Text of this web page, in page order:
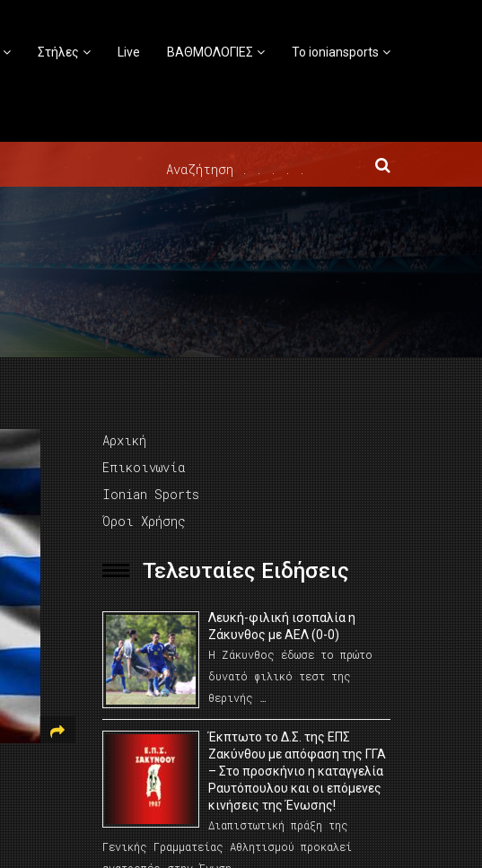
Στήλες Live ΒΑΘΜΟΛΟΓΙΕΣ Το ioniansports
Αρχική
Επικοινωνία
Ionian Sports
Όροι Χρήσης
Τελευταίες Ειδήσεις
Λευκή-φιλική ισοπαλία η
Ζάκυνθος με ΑΕΛ (0-0)
Η Ζάκυνθος έδωσε το πρώτο
δυνατό φιλικό τεστ της
θερινής …
Έκπτωτο το Δ.Σ. της ΕΠΣ
Ζακύνθου με απόφαση της ΓΓΑ
– Στο προσκήνιο η καταγγελία
Ραυτόπουλου και οι επόμενες
κινήσεις της Ένωσης!
Διαπιστωτική πράξη της
Γενικής Γραμματείας Αθλητισμού προκαλεί